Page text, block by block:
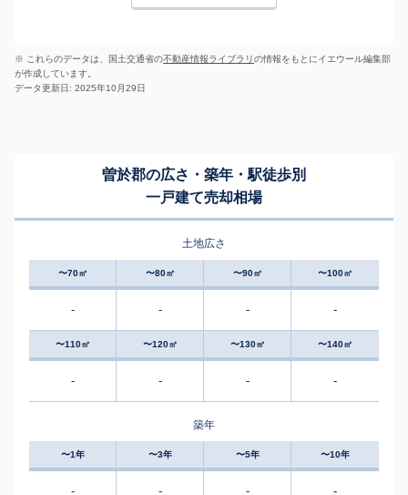
※ これらのデータは、国土交通省の不動産情報ライブラリの情報をもとにイエウール編集部
が作成しています。
データ更新日: 2025年10月29日
曽於郡の広さ・築年・駅徒歩別
一戸建て売却相場
土地広さ
〜70㎡ 〜80㎡ 〜90㎡ 〜100㎡
- - - -
〜110㎡ 〜120㎡ 〜130㎡ 〜140㎡
- - - -
築年
〜1年 〜3年 〜5年 〜10年
- - - -